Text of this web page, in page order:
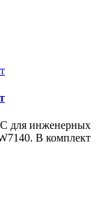
для инженерных
В комплект